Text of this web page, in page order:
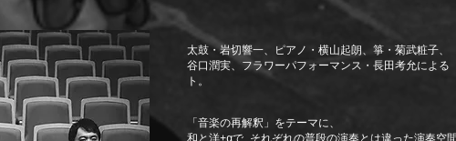
太鼓・岩切響一、ピアノ・横山起朗、箏・菊武粧子、
谷口潤実、フラワーパフォーマンス・長田考允による
ト。
「音楽の再解釈」をテーマに、